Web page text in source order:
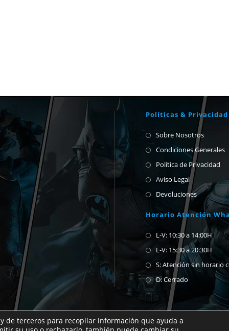
Políticas & Privacidad
Sobre Nosotros
Condiciones Generales
Política de Privacidad
Aviso Legal
Devoluciones
Horario Atención
L-V: 10:30 a 14:00H
L-V: 15:30 a 20:30H
S: Atención sin horario
D: Cerrado
de terceros para recopilar información que ayuda a